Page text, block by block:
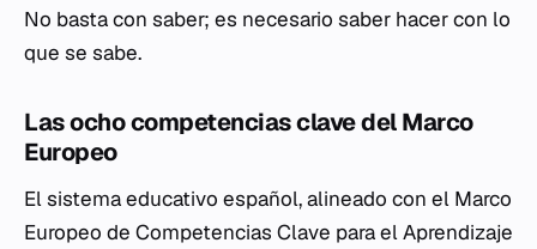
No basta con saber; es necesario saber hacer con lo
que se sabe.
Las ocho competencias clave del Marco
Europeo
El sistema educativo español, alineado con el Marco
Europeo de Competencias Clave para el Aprendizaje